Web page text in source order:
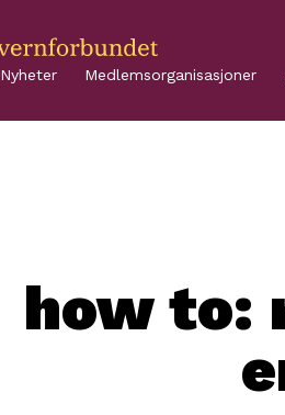
Nyheter Medlemsorganisasjoner
how to: